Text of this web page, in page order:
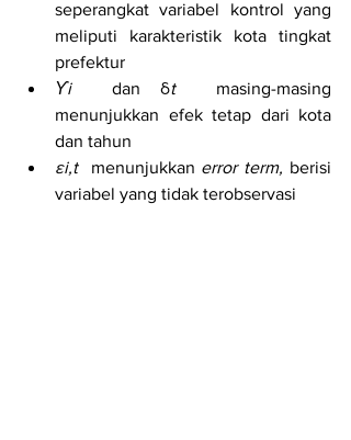
seperangkat variabel kontrol yang
meliputi karakteristik kota tingkat
prefektur
ϒi dan δt
masing-masing
menunjukkan efek tetap dari kota
dan tahun
εi,t
menunjukkan error term, berisi
variabel yang tidak terobservasi